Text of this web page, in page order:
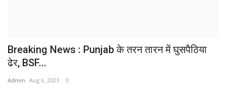
Breaking News : Punjab के तरन तारन में घुसपैठिया
ढेर, BSF...
Admin Aug 6, 2023 0